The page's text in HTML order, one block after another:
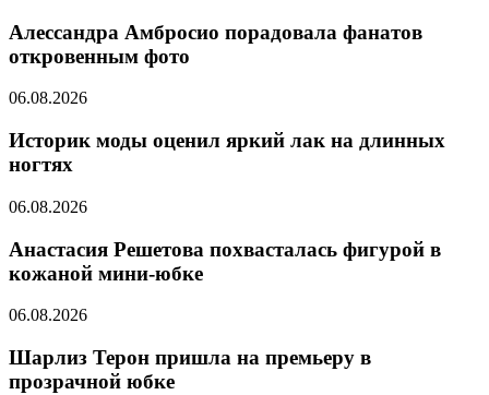
Алессандра Амбросио порадовала фанатов
откровенным фото
06.08.2026
Историк моды оценил яркий лак на длинных
ногтях
06.08.2026
Анастасия Решетова похвасталась фигурой в
кожаной мини-юбке
06.08.2026
Шарлиз Терон пришла на премьеру в
прозрачной юбке